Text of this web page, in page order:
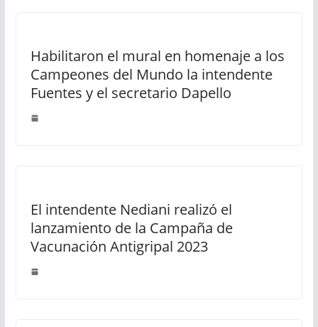
Habilitaron el mural en homenaje a los
Campeones del Mundo la intendente
Fuentes y el secretario Dapello
El intendente Nediani realizó el
lanzamiento de la Campaña de
Vacunación Antigripal 2023